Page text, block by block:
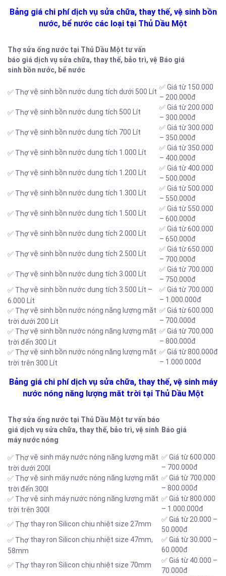
Bảng giá chi phí dịch vụ sửa chữa, thay thế, vệ sinh bồn
nước, bể nước các loại tại Thủ Dầu Một
Thợ sửa ống nước tại Thủ Dầu Một tư vấn
báo giá dịch vụ sửa chữa, thay thế, bảo trì, vệ
sinh bồn nước, bể nước
Báo giá
✅ Thợvệ sinh bồn nước dung tích dưới 500 Lít
✅ Giá từ 150.000
– 200.000đ
✅ Thợvệ sinh bồn nước dung tích 500 Lít
✅ Giá từ 200.000
– 300.000đ
✅ Thợvệ sinh bồn nước dung tích 700 Lít
✅ Giá từ 300.000
– 350.000đ
✅ Thợvệ sinh bồn nước dung tích 1.000 Lít
✅ Giá từ 350.000
– 400.000đ
✅ Thợvệ sinh bồn nước dung tích 1.200 Lít
✅ Giá từ 400.000
– 500.000đ
✅ Thợvệ sinh bồn nước dung tích 1.300 Lít
✅ Giá từ 500.000
– 550.000đ
✅ Thợvệ sinh bồn nước dung tích 1.500 Lít
✅ Giá từ 550.000
– 600.000đ
✅ Thợvệ sinh bồn nước dung tích 2.000 Lít
✅ Giá từ 600.000
– 650.000đ
✅ Thợvệ sinh bồn nước dung tích 2.500 Lít
✅ Giá từ 650.000
– 700.000đ
✅ Thợvệ sinh bồn nước dung tích 3.000 Lít
✅ Giá từ 700.000
– 750.000đ
✅ Thợvệ sinh bồn nước dung tích 3.500 Lít –
6.000 Lít
✅ Giá từ 700.000
– 1.000.000đ
✅ Thợvệ sinh bồn nước nóng năng lượng măt
trời dưới 200 Lít
✅ Giá từ 600.000
– 700.000đ
✅ Thợvệ sinh bồn nước nóng năng lượng măt
trời đến 300 Lít
✅ Giá từ 700.000
– 800.000đ
✅ Thợvệ sinh bồn nước nóng năng lượng măt
trời trên 300 Lít
✅ Giá từ 800.000đ
– 1.000.000đ
Bảng giá chi phí dịch vụ sửa chữa, thay thế, vệ sinh máy
nước nóng năng lượng măt trời tại Thủ Dầu Một
Thợ sửa ống nước tại Thủ Dầu Một tư vấn báo
giá dịch vụ sửa chữa, thay thế, bảo trì, vệ sinh
máy nước nóng
Báo giá
✅ Thợvệ sinh máy nước nóng năng lượng măt
trời dưới 200l
✅ Giá từ 600.000
– 700.000đ
✅ Thợvệ sinh máy nước nóng năng lượng măt
trời đến 300l
✅ Giá từ 700.000
– 800.000đ
✅ Thợvệ sinh máy nước nóng năng lượng măt
trời trên 300l
✅ Giá từ 800.000
– 1.000.000đ
✅ Thợ thay ron Silicon chịu nhiệt size 27mm
✅ Giá từ 20.000 –
50.000đ
✅ Thợ thay ron Silicon chịu nhiệt size 47mm,
58mm
✅ Giá từ 30.000 –
60.000đ
✅ Thợ thay ron Silicon chịu nhiệt size 70mm
✅ Giá từ 40.000 –
70.000đ